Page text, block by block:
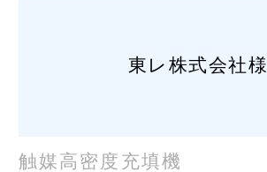
東レ株式会社様
触媒高密度充填機